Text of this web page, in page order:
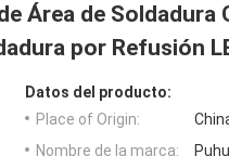
Área de
por Refusión
Datos del producto:
Place of Origin:
Nombre de la marca: